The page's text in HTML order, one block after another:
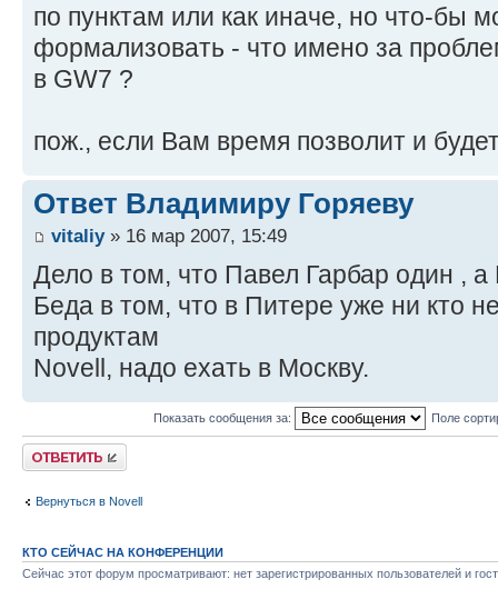
по пунктам или как иначе, но что-бы
формализовать - что имено за
в GW7 ?
пож., если Вам время позволит и
Ответ Владимиру Горяеву
vitaliy» 16 мар 2007, 15:49
Дело в том, что Павел Гарбар один ,
Беда в том, что в Питере уже ни кто
продуктам
Novell, надо ехать в Москву.
Показать сообщения за: Поле
Ответить
Вернуться в Novell
КТО СЕЙЧАС НА КОНФЕРЕНЦИИ
Сейчас этот форум просматривают: нет зарегистрированных пользователей и